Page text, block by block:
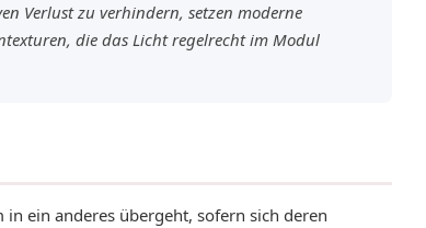
Verlust zu verhindern, setzen moderne
die das Licht regelrecht im Modul
ein anderes übergeht, sofern sich deren